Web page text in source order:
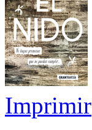
Imprimir